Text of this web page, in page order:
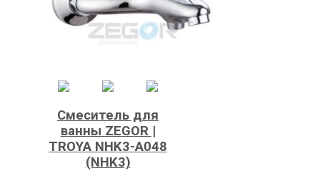
Смеситель для
ванны ZEGOR |
TROYA NHK3-A048
(NHK3)